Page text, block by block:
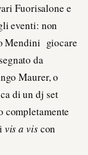
Fuorisalone e
eventi: non
Mendini giocare
da
Maurer, o
di un dj set
completamente
vis a viscon